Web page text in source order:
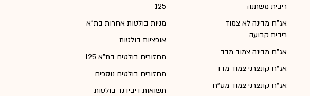
ריבית משתנה
אג"ח מדינה לא צמוד
ריבית קבועה
אג"ח מדינה צמוד מדד
אג"ח קונצרני צמוד מדד
אג"ח קונצרני צמוד מט"ח
125
מניות בולטות אחרות בת"א
אופציות בולטות
מחזורים בולטים בת"א 125
מחזורים בולטים נוספים
תשואות דיבידנד בולטות